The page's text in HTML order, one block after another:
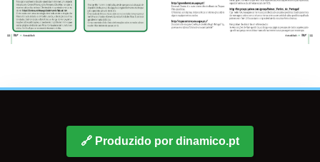
🔗 Produzido por dinamico.pt